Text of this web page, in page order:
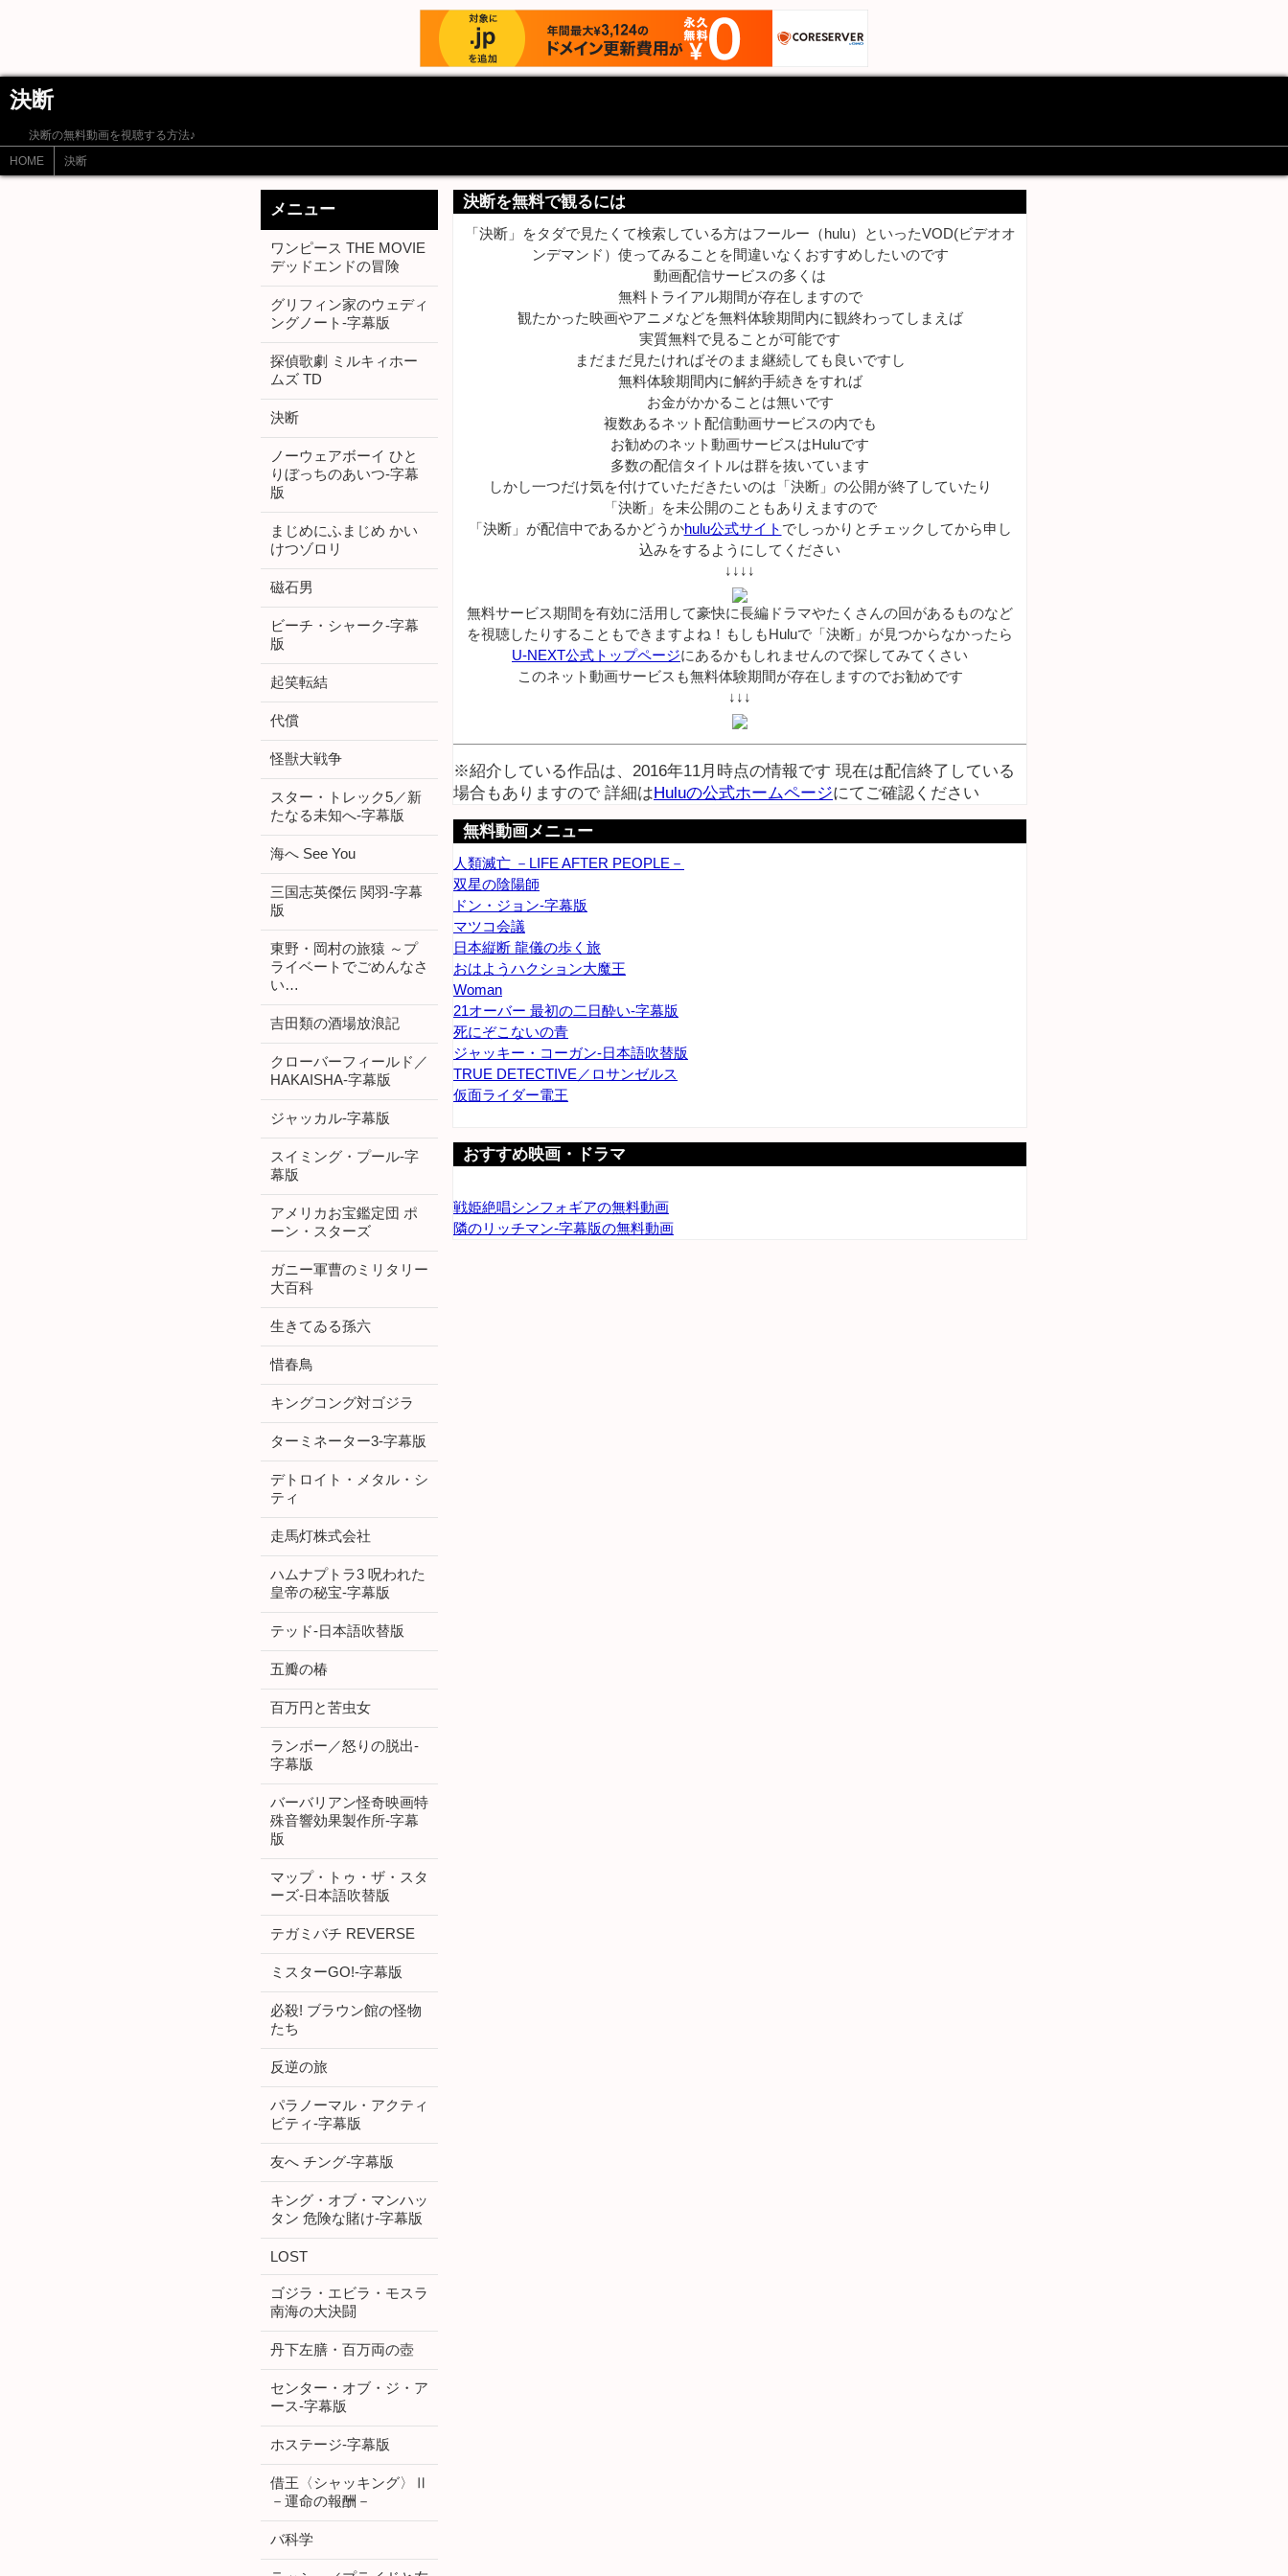
決断
決断の無料動画を視聴する方法♪
HOME
決断
決断を無料で観るには
「決断」をタダで見たくて検索している方はフールー（hulu）といったVOD(ビデオオ
ンデマンド）使ってみることを間違いなくおすすめしたいのです
動画配信サービスの多くは
無料トライアル期間が存在しますので
観たかった映画やアニメなどを無料体験期間内に観終わってしまえば
実質無料で見ることが可能です
まだまだ見たければそのまま継続しても良いですし
無料体験期間内に解約手続きをすれば
お金がかかることは無いです
複数あるネット配信動画サービスの内でも
お勧めのネット動画サービスはHuluです
多数の配信タイトルは群を抜いています
しかし一つだけ気を付けていただきたいのは「決断」の公開が終了していたり
「決断」を未公開のこともありえますので
「決断」が配信中であるかどうかhulu公式サイト でしっかりとチェックしてから申し
込みをするようにしてください
↓↓↓↓
無料サービス期間を有効に活用して豪快に長編ドラマやたくさんの回があるものなど
を視聴したりすることもできますよね！もしもHuluで「決断」が見つからなかったら
U-NEXT公式トップページにあるかもしれませんので探してみてくさい
このネット動画サービスも無料体験期間が存在しますのでお勧めです
↓↓↓
※紹介している作品は、2016年11月時点の情報です 現在は配信終了している
場合もありますので 詳細はHuluの公式ホームページにてご確認ください
無料動画メニュー
人類滅亡 －LIFE AFTER PEOPLE－
双星の陰陽師
ドン・ジョン-字幕版
マツコ会議
日本縦断 龍儀の歩く旅
おはようハクション大魔王
Woman
21オーバー 最初の二日酔い-字幕版
死にぞこないの青
ジャッキー・コーガン-日本語吹替版
TRUE DETECTIVE／ロサンゼルス
仮面ライダー電王
おすすめ映画・ドラマ
戦姫絶唱シンフォギアの無料動画
隣のリッチマン-字幕版の無料動画
メニュー
ワンピース THE MOVIE
デッドエンドの冒険
グリフィン家のウェディ
ングノート-字幕版
探偵歌劇 ミルキィホー
ムズ TD
決断
ノーウェアボーイ ひと
りぼっちのあいつ-字幕
版
まじめにふまじめ かい
けつゾロリ
磁石男
ビーチ・シャーク-字幕
版
起笑転結
代償
怪獣大戦争
スター・トレック5／新
たなる未知へ-字幕版
海へ See You
三国志英傑伝 関羽-字幕
版
東野・岡村の旅猿 ～プ
ライベートでごめんなさ
い…
吉田類の酒場放浪記
クローバーフィールド／
HAKAISHA-字幕版
ジャッカル-字幕版
スイミング・プール-字
幕版
アメリカお宝鑑定団 ポ
ーン・スターズ
ガニー軍曹のミリタリー
大百科
生きてゐる孫六
惜春鳥
キングコング対ゴジラ
ターミネーター3-字幕版
デトロイト・メタル・シ
ティ
走馬灯株式会社
ハムナプトラ3 呪われた
皇帝の秘宝-字幕版
テッド-日本語吹替版
五瓣の椿
百万円と苦虫女
ランボー／怒りの脱出-
字幕版
バーバリアン怪奇映画特
殊音響効果製作所-字幕
版
マップ・トゥ・ザ・スタ
ーズ-日本語吹替版
テガミバチ REVERSE
ミスターGO!-字幕版
必殺! ブラウン館の怪物
たち
反逆の旅
パラノーマル・アクティ
ビティ-字幕版
友へ チング-字幕版
キング・オブ・マンハッ
タン 危険な賭け-字幕版
LOST
ゴジラ・エビラ・モスラ
南海の大決闘
丹下左膳・百万両の壺
センター・オブ・ジ・ア
ース-字幕版
ホステージ-字幕版
借王〈シャッキング〉Ⅱ
－運命の報酬－
バ科学